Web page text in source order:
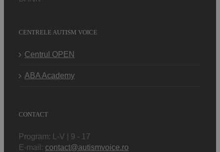
CENTRELE AUTISM VOICE
Centrul OPEN
ABA Academy
CONTACT
Program: L-V | 9 - 17
E-mail: contact@autismvoice.ro